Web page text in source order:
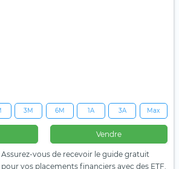
3M 6M 1A 3A Max
Vendre
Assurez-vous de recevoir le guide gratuit
pour vos placements financiers avec des ETF.